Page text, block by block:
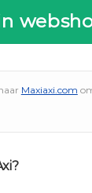
Maxiaxi.com